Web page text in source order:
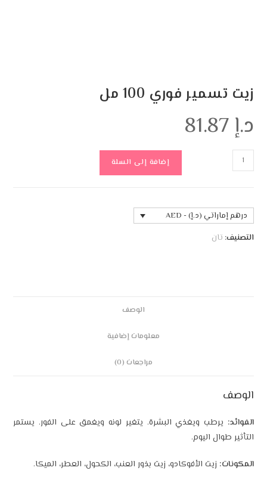
زيت تسمير فوري 100 مل
د.إ81.87
إضافة إلى السلة
درهم إماراتي (د.إ) - AED
التصنيف: تان
الوصف
معلومات إضافية
مراجعات (0)
الوصف
الفوائد: يرطب ويغذي البشرة. يتغير لونه ويغمق على الفور. يستمر
التأثير طوال اليوم.
المكونات: زيت الأفوكادو، زيت بذور العنب، الكحول، العطر، الميكا.